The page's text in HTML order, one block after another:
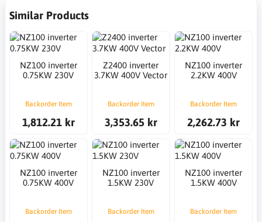
Similar Products
NZ100 inverter
0.75KW 230V
Backorder Item
1,812.21 kr
Z2400 inverter
3.7KW 400V Vector
Backorder Item
3,353.65 kr
NZ100 inverter
2.2KW 400V
Backorder Item
2,262.73 kr
NZ100 inverter
0.75KW 400V
Backorder Item
NZ100 inverter
1.5KW 230V
Backorder Item
NZ100 inverter
1.5KW 400V
Backorder Item